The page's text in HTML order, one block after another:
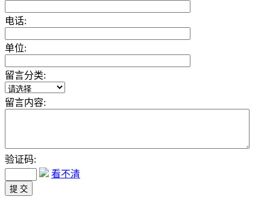
电话:
单位:
留言分类:
留言内容:
验证码:
看不清